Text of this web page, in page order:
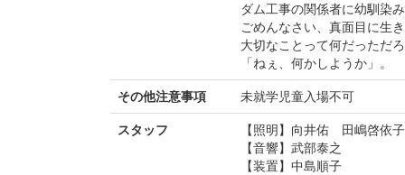
ダム工事の関係者に幼馴染
ごめんなさい、真面目に生
大切なことって何だっただ
「ねぇ、何かしようか」。
その他注意事項 未就学児童入場不可
スタッフ
【照明】向井佑 田嶋啓依
【音響】武部泰之
【装置】中島順子